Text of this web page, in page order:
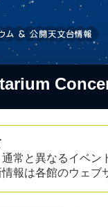
常と異なるイベ
報は各館のウェ